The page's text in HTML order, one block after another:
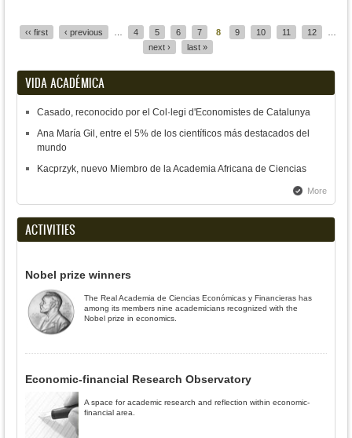
‹‹ first ‹ previous 4 5 6 7 8 9 10 11 12
next ›
last »
VIDA ACADÉMICA
Casado, reconocido por el Col·legi d'Economistes de Catalunya
Ana María Gil, entre el 5% de los científicos más destacados del
mundo
Kacprzyk, nuevo Miembro de la Academia Africana de Ciencias
More
ACTIVITIES
Nobel prize winners
The Real Academia de Ciencias Económicas y Financieras has
among its members nine academicians recognized with the
Nobel prize in economics.
Economic-financial Research Observatory
A space for academic research and reflection within economic-
financial area.